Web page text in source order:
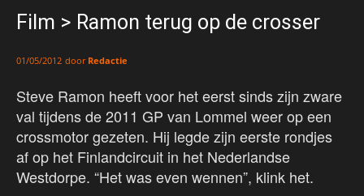
Film > Ramon terug op de crosser
01/05/2012 door Redactie
Steve Ramon heeft voor het eerst sinds zijn zware
val tijdens de 2011 GP van Lommel weer op een
crossmotor gezeten. Hij legde zijn eerste rondjes
af op het Finlandcircuit in het Nederlandse
Westdorpe. “Het was even wennen”, klink het.